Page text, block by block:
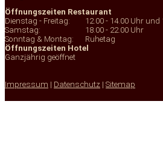
Öffnungszeiten Restaurant
Dienstag - Freitag:
12.00 - 14.00 Uhr und
Samstag:
18.00 - 22.00 Uhr
Sonntag & Montag:
Ruhetag
Öffnungszeiten Hotel
Ganzjährig geöffnet
Impressum | Datenschutz | Sitemap